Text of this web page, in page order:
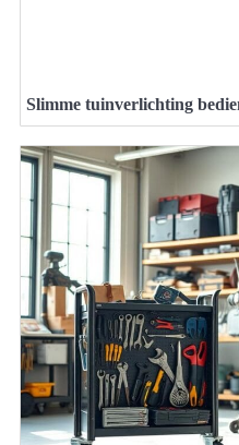
Slimme tuinverlichting